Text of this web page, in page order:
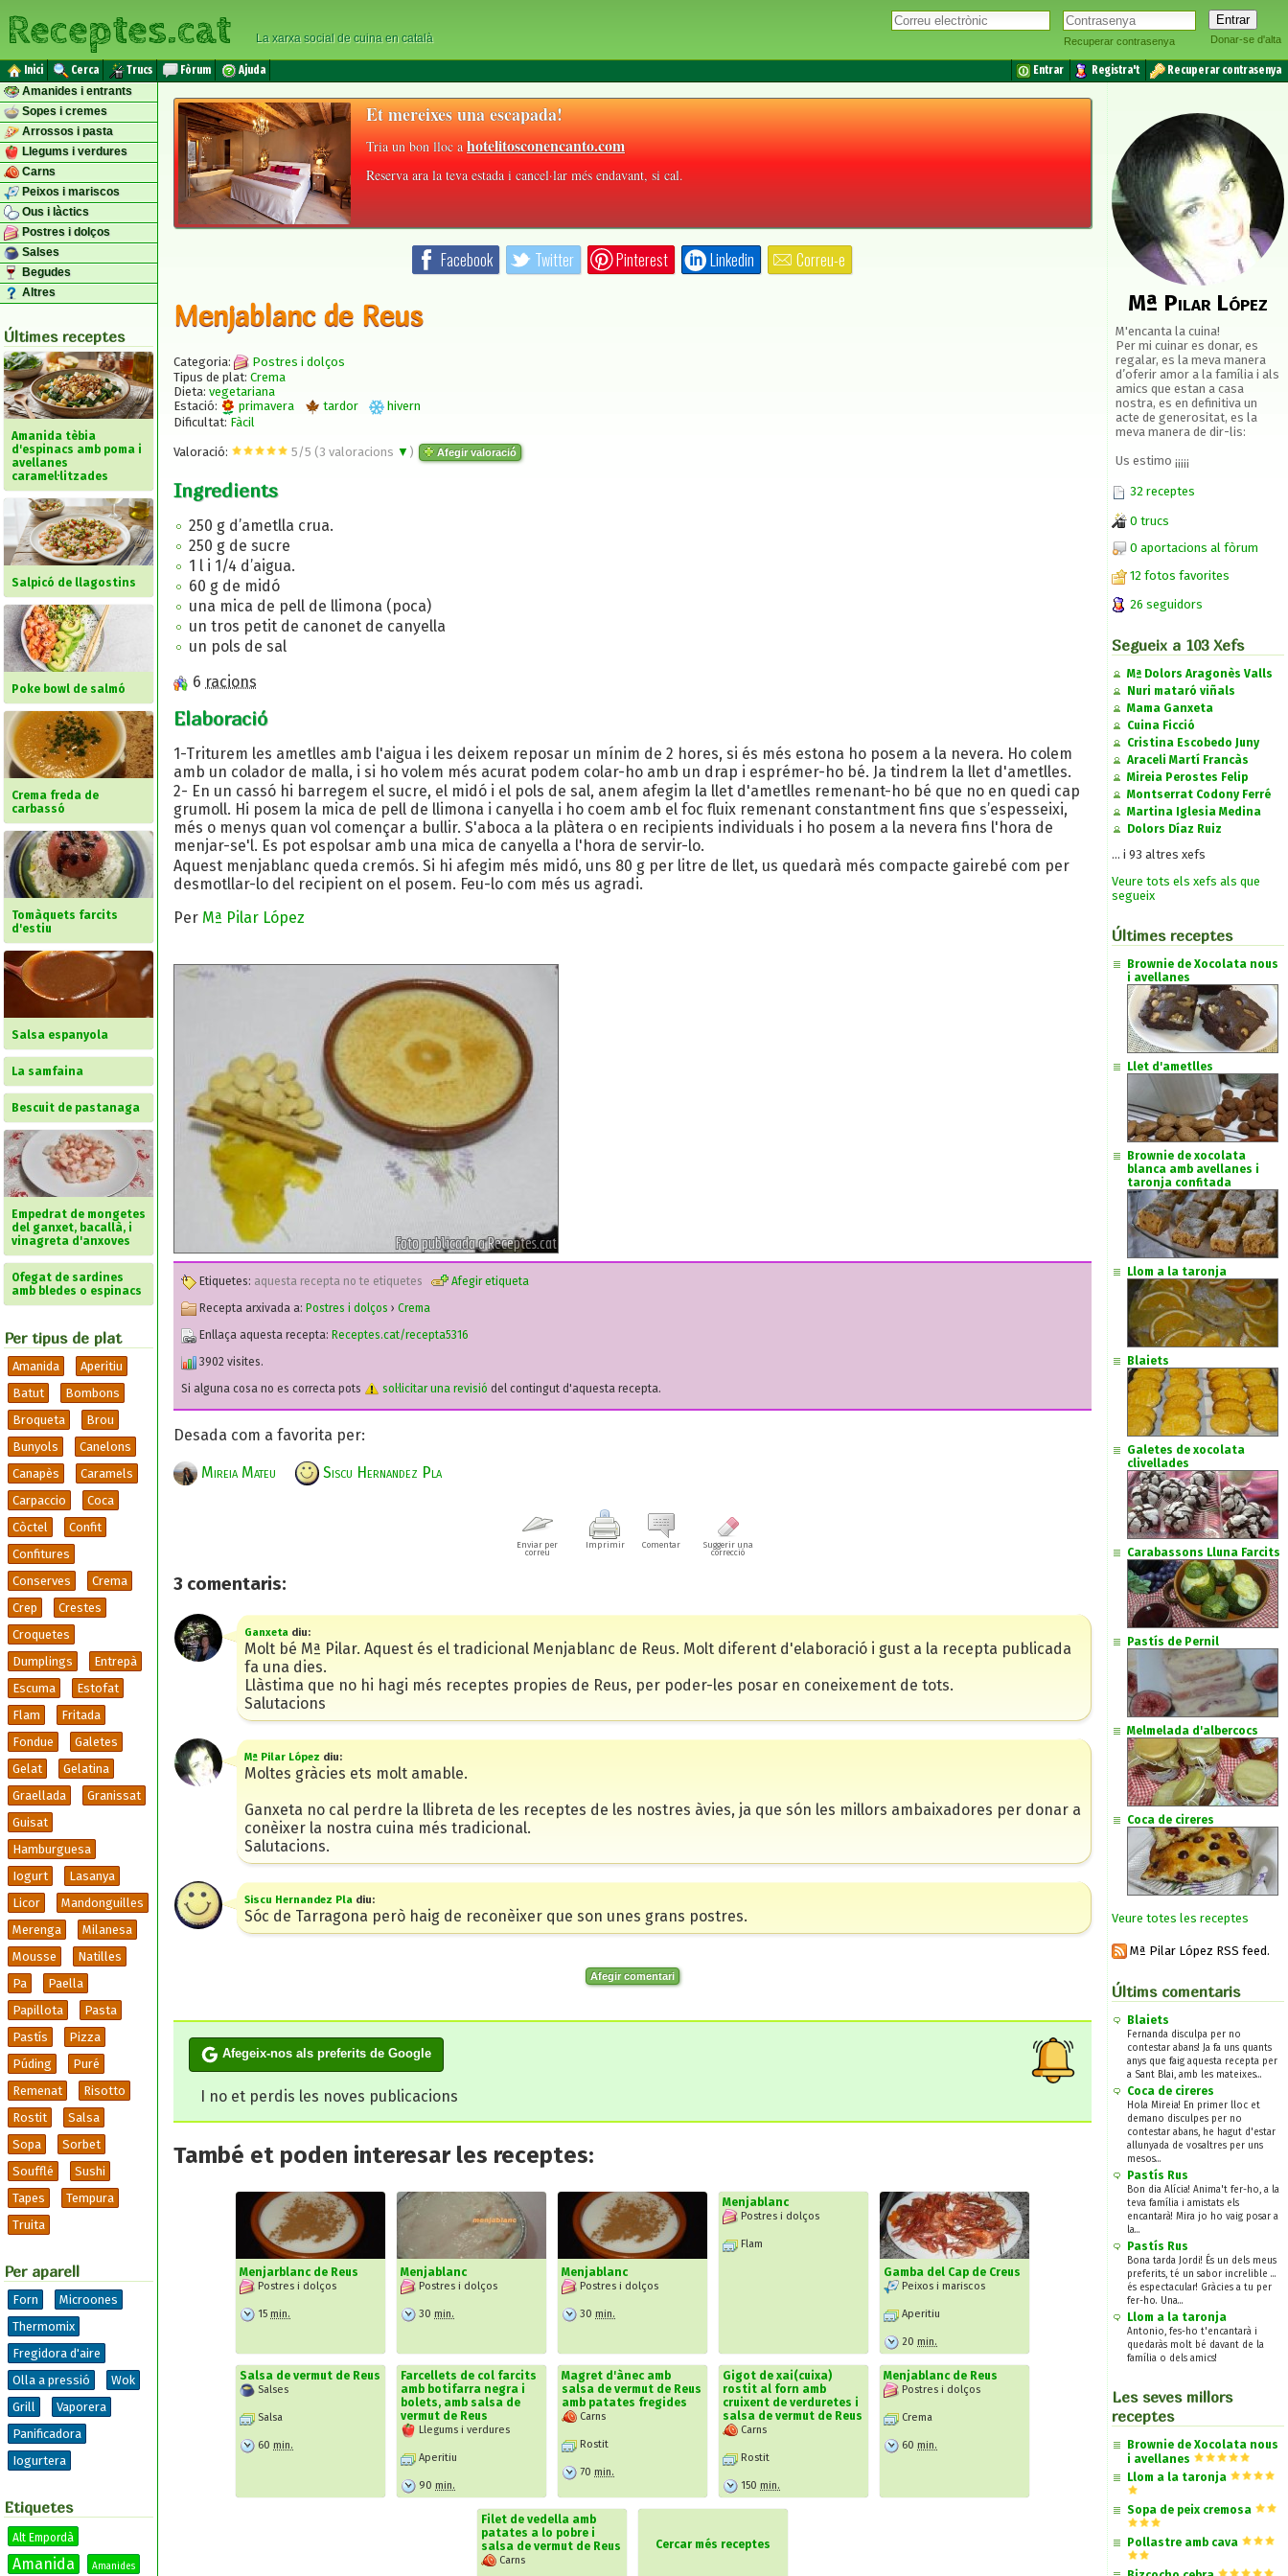
Recuperar contrasenya Donar-se d'alta
Receptes.cat La xarxa social de cuina en català
Inici Cerca Trucs Fòrum Ajuda Entrar Registra't
Recuperar contrasenya
Amanides i entrants
Sopes i cremes
Arrossos i pasta
Llegums i verdures
Carns
Peixos i mariscos
Ous i làctics
Postres i dolços
Salses
Begudes
Altres
Últimes receptes
Amanida tèbia
d'espinacs amb poma i
avellanes
caramel·litzades
Salpicó de llagostins
Poke bowl de salmó
Crema freda de
carbassó
Tomàquets farcits
d'estiu
Salsa espanyola
La samfaina
Bescuit de pastanaga
Empedrat de mongetes
del ganxet, bacallà, i
vinagreta d'anxoves
Ofegat de sardines
amb bledes o espinacs
Per tipus de plat
Amanida
Aperitiu
Batut
Bombons
Broqueta
Brou
Bunyols
Canelons
Canapès
Caramels
Carpaccio
Coca
Còctel
Confit
Confitures
Conserves
Crema
Crep
Crestes
Croquetes
Dumplings
Entrepà
Escuma
Estofat
Flam
Fritada
Fondue
Galetes
Gelat
Gelatina
Graellada
Granissat
Guisat
Hamburguesa
Iogurt
Lasanya
Licor
Mandonguilles
Merenga
Milanesa
Mousse
Natilles
Pa
Paella
Papillota
Pasta
Pastís
Pizza
Púding
Puré
Remenat
Risotto
Rostit
Salsa
Sopa
Sorbet
Soufflé
Sushi
Tapes
Tempura
Truita
Per aparell
Forn
Microones
Thermomix
Fregidora d'aire
Olla a pressió
Wok
Grill
Vaporera
Panificadora
Iogurtera
Etiquetes
Alt Empordà
Amanida Amanides
Et mereixes una escapada!
Tria un bon lloc ahotelitosconencanto.com
Reserva ara la teva estada i cancel·lar més endavant, si cal.
Facebook Twitter Pinterest Linkedin Correu-e
Menjablanc de Reus
Categoria:
Postres i dolços
Tipus de plat: Crema
Dieta: vegetariana
Estació:
primavera tardor
hivern
Dificultat: Fàcil
Valoració: 5 /5 (3 valoracions ▼ ) Afegir valoració
Ingredients
250 g d’ametlla crua.
250 g de sucre
1 l i 1/4 d’aigua.
60 g de midó
una mica de pell de llimona (poca)
un tros petit de canonet de canyella
un pols de sal
6 racions
Elaboració
1-Triturem les ametlles amb l'aigua i les deixem reposar un mínim de 2 hores, si és més estona ho posem a la nevera. Ho colem
amb un colador de malla, i si ho volem més acurat podem colar-ho amb un drap i esprémer-ho bé. Ja tindrem la llet d'ametlles.
2- En un cassó hi barregem el sucre, el midó i el pols de sal, anem afegim la llet d'ametlles remenant-ho bé que no en quedi cap
grumoll. Hi posem la mica de pell de llimona i canyella i ho coem amb el foc fluix remenant constantment fins que s’espesseixi,
més o menys quan vol començar a bullir. S'aboca a la plàtera o en recipients individuals i ho posem a la nevera fins l'hora de
menjar-se'l. Es pot espolsar amb una mica de canyella a l'hora de servir-lo.
Aquest menjablanc queda cremós. Si hi afegim més midó, uns 80 g per litre de llet, us quedarà més compacte gairebé com per
desmotllar-lo del recipient on el posem. Feu-lo com més us agradi.
Per Mª Pilar López
Etiquetes: aquesta recepta no te etiquetes
Afegir etiqueta
Recepta arxivada a: Postres i dolços › Crema
Enllaça aquesta recepta: Receptes.cat/recepta5316
3902 visites.
Si alguna cosa no es correcta pots
sol·licitar una revisió del contingut d'aquesta recepta.
Desada com a favorita per:
Mireia Mateu Siscu Hernandez Pla
Enviar per
correu
Imprimir Comentar
Suggerir una
correcció
3 comentaris:
Ganxeta diu:
Molt bé Mª Pilar. Aquest és el tradicional Menjablanc de Reus. Molt diferent d'elaboració i gust a la recepta publicada
fa una dies.
Llàstima que no hi hagi més receptes propies de Reus, per poder-les posar en coneixement de tots.
Salutacions
Mª Pilar López diu:
Moltes gràcies ets molt amable.
Ganxeta no cal perdre la llibreta de les receptes de les nostres àvies, ja que són les millors ambaixadores per donar a
conèixer la nostra cuina més tradicional.
Salutacions.
Siscu Hernandez Pla diu:
Sóc de Tarragona però haig de reconèixer que son unes grans postres.
Afegir comentari
Afegeix-nos als preferits de Google
I no et perdis les noves publicacions
També et poden interesar les receptes:
Menjarblanc de Reus
Postres i dolços
15 min.
Menjablanc
Postres i dolços
30 min.
Menjablanc
Postres i dolços
30 min.
Menjablanc
Postres i dolços
Flam
Gamba del Cap de Creus
Peixos i mariscos
Aperitiu
20 min.
Salsa de vermut de Reus
Salses
Salsa
60 min.
Farcellets de col farcits
amb botifarra negra i
bolets, amb salsa de
vermut de Reus
Llegums i verdures
Aperitiu
90 min.
Magret d'ànec amb
salsa de vermut de Reus
amb patates fregides
Carns
Rostit
70 min.
Gigot de xai(cuixa)
rostit al forn amb
cruixent de verduretes i
salsa de vermut de Reus
Carns
Rostit
150 min.
Menjablanc de Reus
Postres i dolços
Crema
60 min.
Filet de vedella amb
patates a lo pobre i
salsa de vermut de Reus
Carns
Cercar més receptes
Mª Pilar López
M'encanta la cuina!
Per mi cuinar es donar, es
regalar, es la meva manera
d’oferir amor a la família i als
amics que estan a casa
nostra, es en definitiva un
acte de generositat, es la
meva manera de dir-lis:
Us estimo ¡¡¡¡¡
32 receptes
0 trucs
0 aportacions al fòrum
12 fotos favorites
26 seguidors
Segueix a 103 Xefs
Mª Dolors Aragonès Valls
Nuri mataró viñals
Mama Ganxeta
Cuina Ficció
Cristina Escobedo Juny
Araceli Martí Francàs
Mireia Perostes Felip
Montserrat Codony Ferré
Martina Iglesia Medina
Dolors Díaz Ruiz
... i 93 altres xefs
Veure tots els xefs als que
segueix
Últimes receptes
Brownie de Xocolata nous
i avellanes
Llet d'ametlles
Brownie de xocolata
blanca amb avellanes i
taronja confitada
Llom a la taronja
Blaiets
Galetes de xocolata
clivellades
Carabassons Lluna Farcits
Pastís de Pernil
Melmelada d'albercocs
Coca de cireres
Veure totes les receptes
Mª Pilar López RSS feed.
Últims comentaris
Blaiets
Fernanda disculpa per no
contestar abans! Ja fa uns quants
anys que faig aquesta recepta per
a Sant Blai, amb les mateixes...
Coca de cireres
Hola Mireia! En primer lloc et
demano disculpes per no
contestar abans, he hagut d'estar
allunyada de vosaltres per uns
mesos...
Pastís Rus
Bon dia Alícia! Anima't fer-ho, a la
teva família i amistats els
encantarà! Mira jo ho vaig posar a
la...
Pastís Rus
Bona tarda Jordi! És un dels meus
preferits, té un sabor increlible ...
és espectacular! Gràcies a tu per
fer-ho. Una...
Llom a la taronja
Antonio, fes-ho t'encantarà i
quedaràs molt bé davant de la
família o dels amics!
Les seves millors
receptes
Brownie de Xocolata nous
i avellanes
Llom a la taronja
Sopa de peix cremosa
Pollastre amb cava